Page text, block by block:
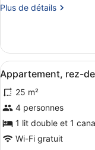
chambre :
vue
lac
Plus de détails
Plus
le
type
de
chambre
Appartement,
balcon,
vue
lac
Afficher
toutes
les
photos
pour
ce
5
Appartement, rez-
25 m²
4 personnes
1 lit double et 1
Wi-Fi gratuit